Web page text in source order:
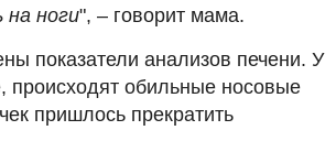
ноги", – говорит мама.
показатели анализов печени. У
происходят обильные носовые
пришлось прекратить